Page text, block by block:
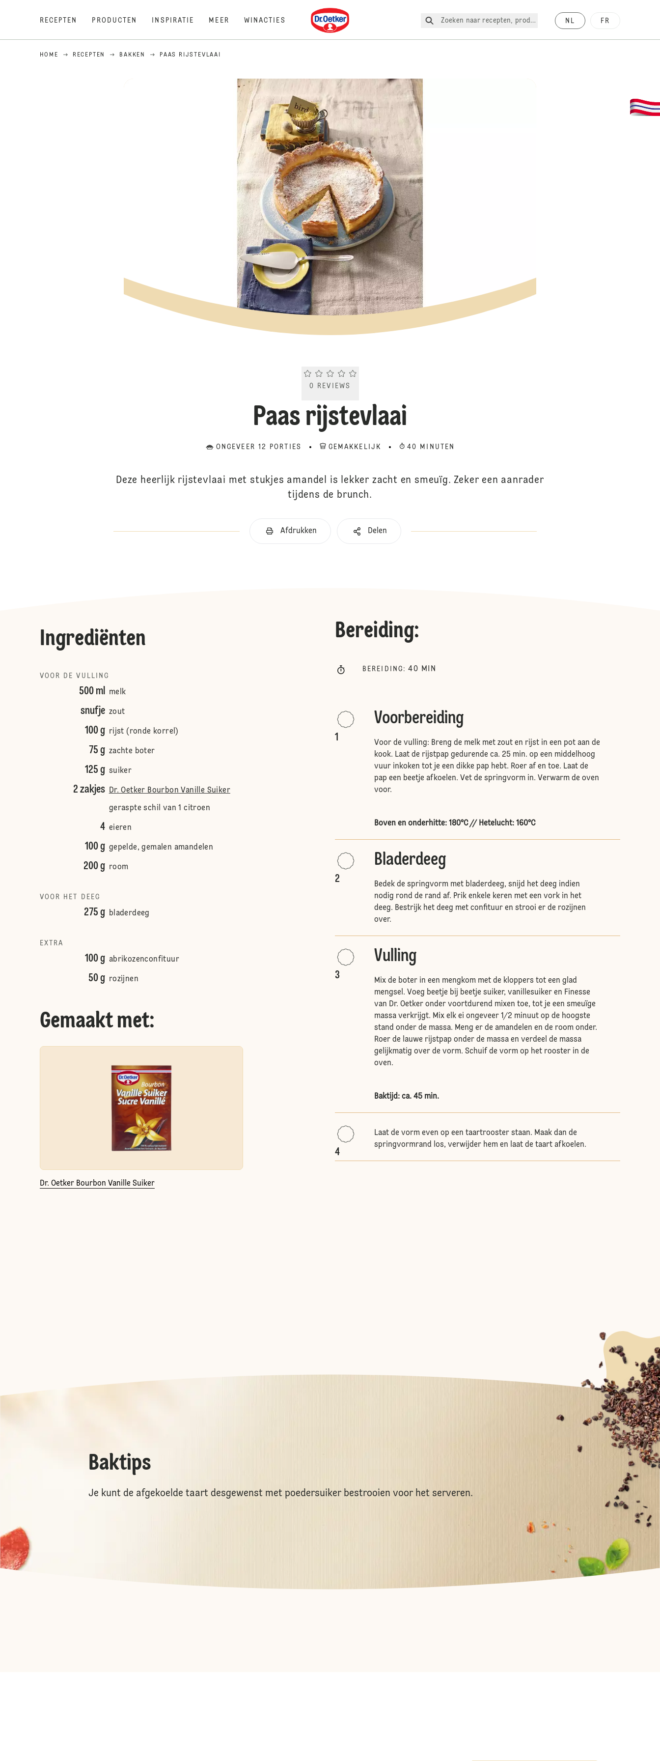
RECEPTEN PRODUCTEN INSPIRATIE MEER WINACTIES
Dr. Oetker
Zoeken naar recepten, producten, enz. NL FR
HOME RECEPTEN BAKKEN PAAS RIJSTEVLAAI
Current rating 0.0. Click to rate.
0 REVIEWS
Paas rijstevlaai
ONGEVEER 12 PORTIES GEMAKKELIJK 40 MINUTEN
Deze heerlijk rijstevlaai met stukjes amandel is lekker zacht en smeuïg. Zeker een aanrader
tijdens de brunch.
Afdrukken Delen
Ingrediënten
VOOR DE VULLING
500 ml melk
snufje zout
100 g rijst (ronde korrel)
75 g zachte boter
125 g suiker
2 zakjes Dr. Oetker Bourbon Vanille Suiker
geraspte schil van 1 citroen
4 eieren
100 g gepelde, gemalen amandelen
200 g room
VOOR HET DEEG
275 g bladerdeeg
EXTRA
100 g abrikozenconfituur
50 g rozijnen
Gemaakt met:
Dr. Oetker Bourbon Vanille Suiker
Bereiding:
BEREIDING : 40 MIN
1
Voorbereiding
Voor de vulling: Breng de melk met zout en rijst in een pot aan de
kook. Laat de rijstpap gedurende ca. 25 min. op een middelhoog
vuur inkoken tot je een dikke pap hebt. Roer af en toe. Laat de
pap een beetje afkoelen. Vet de springvorm in. Verwarm de oven
voor.
Boven en onderhitte: 180°C // Hetelucht: 160°C
2
Bladerdeeg
Bedek de springvorm met bladerdeeg, snijd het deeg indien
nodig rond de rand af. Prik enkele keren met een vork in het
deeg. Bestrijk het deeg met confituur en strooi er de rozijnen
over.
3
Vulling
Mix de boter in een mengkom met de kloppers tot een glad
mengsel. Voeg beetje bij beetje suiker, vanillesuiker en Finesse
van Dr. Oetker onder voortdurend mixen toe, tot je een smeuïge
massa verkrijgt. Mix elk ei ongeveer 1/2 minuut op de hoogste
stand onder de massa. Meng er de amandelen en de room onder.
Roer de lauwe rijstpap onder de massa en verdeel de massa
gelijkmatig over de vorm. Schuif de vorm op het rooster in de
oven.
Baktijd: ca. 45 min.
4
Laat de vorm even op een taartrooster staan. Maak dan de
springvormrand los, verwijder hem en laat de taart afkoelen.
Baktips
Je kunt de afgekoelde taart desgewenst met poedersuiker bestrooien voor het serveren.